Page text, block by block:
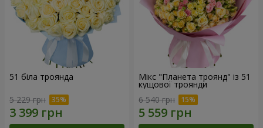
51 біла троянда
5 229 грн
Мікс "Планета троянд" із 51
кущової троянди
6 540 грн